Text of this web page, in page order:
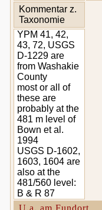
Kommentar z.
Taxonomie
YPM 41, 42,
43, 72, USGS
D-1229 are
from Washakie
County
most or all of
these are
probably at the
481 m level of
Bown et al.
1994
USGS D-1602,
1603, 1604 are
also at the
481/560 level:
B & R 87
U.a. am Fundort